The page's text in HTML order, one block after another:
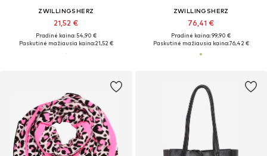
ZWILLINGSHERZ
21,52 €
Pradinė kaina: 54,90 €
Paskutinė mažiausia kaina:21,52 €
ZWILLINGSHERZ
76,41 €
Pradinė kaina: 99,90 €
Paskutinė mažiausia kaina:76,42 €